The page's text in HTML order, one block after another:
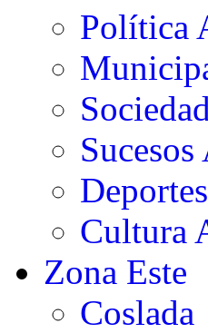
Política
Cultura
Zona Este
Coslada